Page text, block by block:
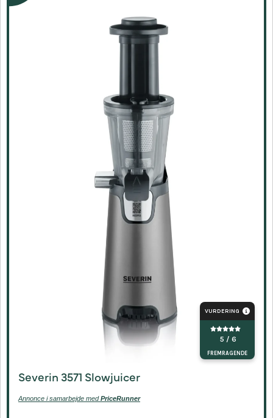
VURDERING
5 / 6
FREMRAGENDE
Severin 3571 Slowjuicer
Annonce i samarbejde medPriceRunner